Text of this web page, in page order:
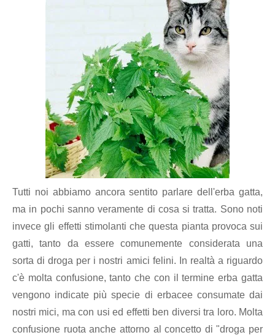
Tutti noi abbiamo ancora sentito parlare dell'erba gatta,
ma in pochi sanno veramente di cosa si tratta. Sono noti
invece gli effetti stimolanti che questa pianta provoca sui
gatti, tanto da essere comunemente considerata una
sorta di droga per i nostri amici felini. In realtà a riguardo
c'è molta confusione, tanto che con il termine erba gatta
vengono indicate più specie di erbacee consumate dai
nostri mici, ma con usi ed effetti ben diversi tra loro. Molta
confusione ruota anche attorno al concetto di "droga per